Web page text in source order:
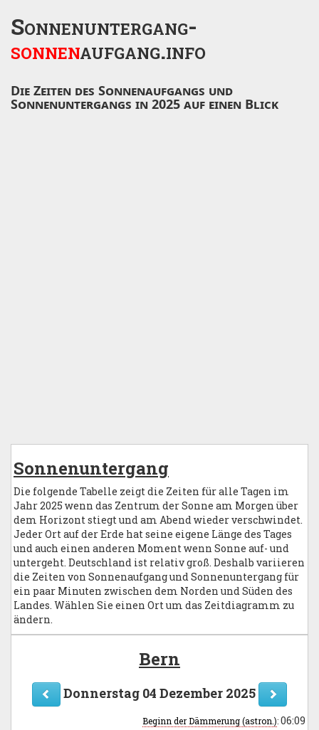
Sonnenuntergang-
sonnenaufgang.info
Die Zeiten des Sonnenaufgangs und
Sonnenuntergangs in 2025 auf einen Blick
Sonnenuntergang
Die folgende Tabelle zeigt die Zeiten für alle Tagen im
Jahr 2025 wenn das Zentrum der Sonne am Morgen über
dem Horizont stiegt und am Abend wieder verschwindet.
Jeder Ort auf der Erde hat seine eigene Länge des Tages
und auch einen anderen Moment wenn Sonne auf- und
untergeht. Deutschland ist relativ groß. Deshalb variieren
die Zeiten von Sonnenaufgang und Sonnenuntergang für
ein paar Minuten zwischen dem Norden und Süden des
Landes. Wählen Sie einen Ort um das Zeitdiagramm zu
ändern.
Bern
Donnerstag 04 Dezember 2025
Beginn der Dämmerung (astron.):06:09